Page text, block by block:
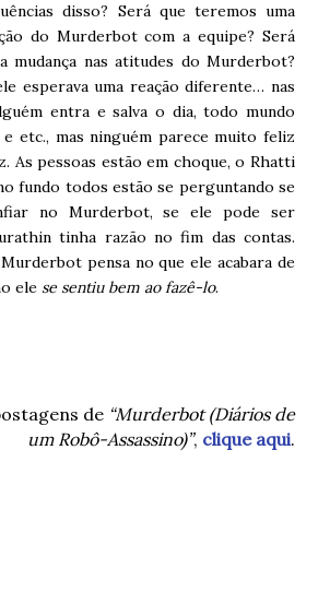
disso? Será que teremos uma
do Murderbot com a equipe? Será
mudança nas atitudes do Murderbot?
esperava uma reação diferente… nas
entra e salva o dia, todo mundo
e etc., mas ninguém parece muito feliz
As pessoas estão em choque, o Rhatti
fundo todos estão se perguntando se
no Murderbot, se ele pode ser
tinha razão no fim das contas.
pensa no que ele acabara de
ele se sentiu bem ao fazê-lo.
de “Murderbot (Diários de
um Robô-Assassino)”, clique aqui.